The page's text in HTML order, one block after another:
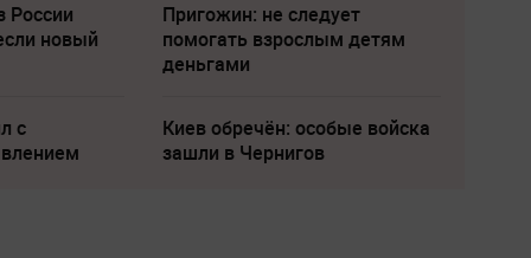
России
новый
Пригожин: не следует
помогать взрослым детям
деньгами
с
Киев обречён: особые войска
зашли в Чернигов